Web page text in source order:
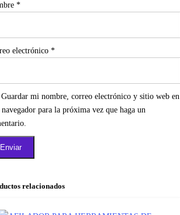
*
electrónico *
Guardar mi nombre, correo electrónico y sitio web en
navegador para la próxima vez que haga un
relacionados